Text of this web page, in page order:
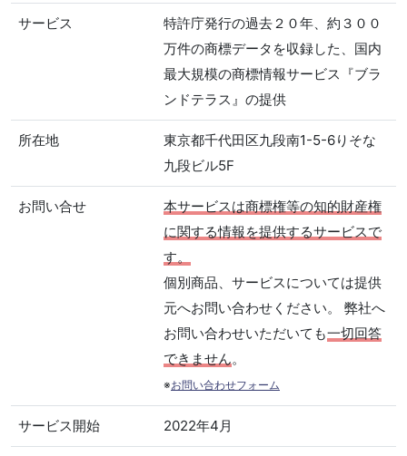
サービス
特許庁発行の過去２０年、約３００
万件の商標データを収録した、国内
最大規模の商標情報サービス『ブラ
ンドテラス』の提供
所在地
東京都千代田区九段南1-5-6りそな
九段ビル5F
お問い合せ
本サービスは商標権等の知的財産権
に関する情報を提供するサービスで
す。
個別商品、サービスについては提供
元へお問い合わせください。 弊社へ
お問い合わせいただいても一切回答
できません。
※お問い合わせフォーム
サービス開始 2022年4月